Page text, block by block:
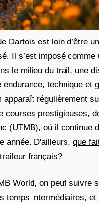
Dartois est loin d’être
Il s’est imposé comme
le milieu du trail, une
endurance, technique et
apparaît régulièrement
courses prestigieuses,
(UTMB), où il continue
année. D'ailleurs, que
français?
World, on peut suivre
temps intermédiaires, et